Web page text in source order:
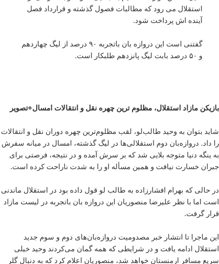
استقلال می رود که مطالبات فصول گذشته و قرارداد فصل
آینده اش پرداخت شود.
گفتنی است این دروازه بان باتجربه ۹۰ درصد از لیگ چهاردهم
و ۵۰ درصد بابت لیگ پانزدهم طلبکار است.
بازیکن مازاد استقلال، مظلوم ترین چهره نقل و انتقالات امسال+تصویر
شاید بتوان به وحید طالب‌لو، لقب مظلوم‌ترین چهره دوران نقل و انتقالات
را داد. دروازه‌بان دوم استقلالی‌ها در لیگ گذشته، امسال در میانه سفرش
به ینگه دنیا متوجه بلایی شد که بر سرش آمده و در نتیجه، فرصتی برای
جبران خسارت نیافت و همین مسأله او را به شدت ناراحت کرده است.
در حالی که بهرام افشارزاده به طالب لو قول داده بود در استقلال ماندنی
است اما با نظر علیرضا منصوریان این دروازه بان باتجربه در لیست مازاد
قرار گرفت.
این ماجرا تا انتشار خبر مصدومیت دروازه‌بان‌های دوم و سوم جدید
استقلال ادامه یافت و در شرایطی که همه گمان می‌کردند وحید خیلی
سریع مسافر ارمنستان خواهد شد، منصوریان اعلام کرد که به دنبال گلر